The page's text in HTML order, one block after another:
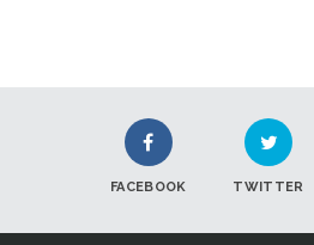
FACEBOOK TWITTER